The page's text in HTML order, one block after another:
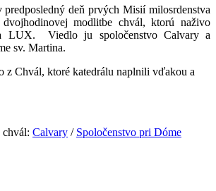
deň prvých Misií milosrdenstva
modlitbe chvál, ktorú naživo
LUX. Viedlo ju spoločenstvo Calvary a
sv. Martina.
z Chvál, ktoré katedrálu naplnili vďakou a
chvál: Calvary / Spoločenstvo pri Dóme